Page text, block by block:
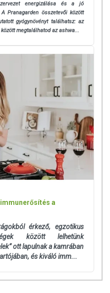
energizálása és a jó
Pranagarden összetevői között
gyógynövényt találhatsz: az
megtalálhatod az ashwa...
a
érkező, egzotikus
között lelhetünk
ott lapulnak a kamrában
és kiváló imm...